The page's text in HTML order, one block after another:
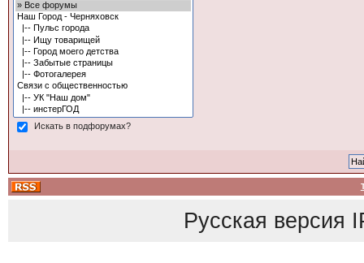
Искать в подфорумах?
Русская версия